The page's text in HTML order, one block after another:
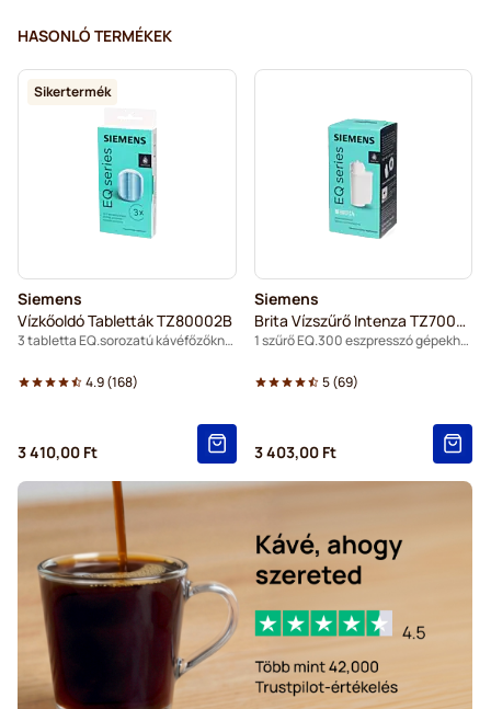
HASONLÓ TERMÉKEK
Sikertermék
Siemens
Vízkőoldó Tabletták TZ80002B
3 tabletta EQ.sorozatú kávéfőzőknek
4.9(168)
3 410,00 Ft
Siemens
Brita Vízszűrő Intenza TZ70003
1 szűrő EQ.300 eszpresszó gépekhez
5(69)
3 403,00 Ft